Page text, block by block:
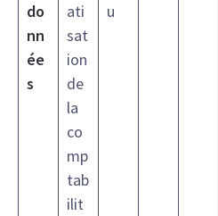
do
nn
ée
s
ati
sat
ion
de
la
co
mp
tab
ilit
u